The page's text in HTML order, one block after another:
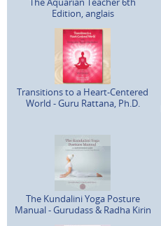
Edition, anglais
Transitions to a Heart-Centered
World - Guru Rattana, Ph.D.
The Kundalini Yoga Posture
Manual - Gurudass & Radha Kirin